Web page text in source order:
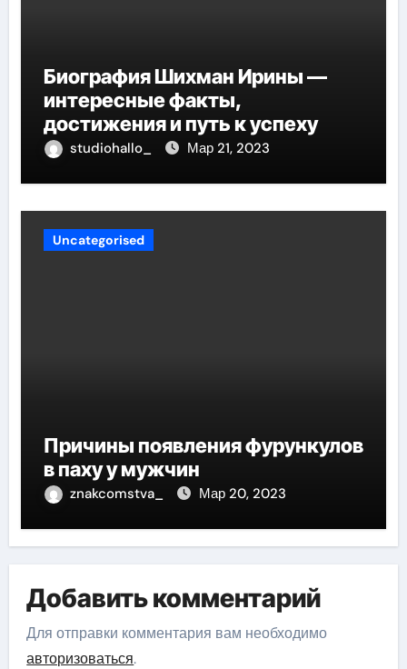
Биография Шихман Ирины —
интересные факты,
достижения и путь к успеху
studiohallo_ Мар 21, 2023
Uncategorised
Причины появления фурункулов
в паху у мужчин
znakcomstva_ Мар 20, 2023
Добавить комментарий
Для отправки комментария вам необходимо
авторизоваться.